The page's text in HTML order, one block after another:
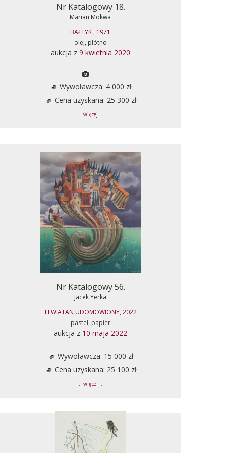
Nr Katalogowy 18.
Marian Mokwa
BAŁTYK , 1971
olej, płótno
aukcja z 9 kwietnia 2020
Wywoławcza: 4 000 zł
Cena uzyskana: 25 300 zł
... więcej ...
Nr Katalogowy 56.
Jacek Yerka
LEWIATAN UDOMOWIONY, 2022
pastel, papier
aukcja z 10 maja 2022
Wywoławcza: 15 000 zł
Cena uzyskana: 25 100 zł
... więcej ...